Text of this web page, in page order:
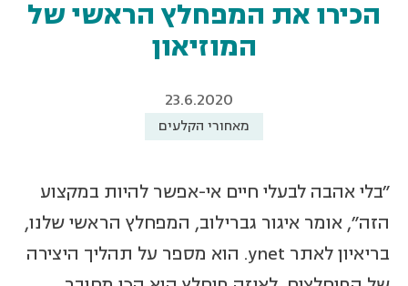
הכירו את המפחלץ הראשי של
המוזיאון
23.6.2020
מאחורי הקלעים
"בלי אהבה לבעלי חיים אי-אפשר להיות במקצוע
הזה", אומר איגור גברילוב, המפחלץ הראשי שלנו,
בריאיון לאתר ynet. הוא מספר על תהליך היצירה